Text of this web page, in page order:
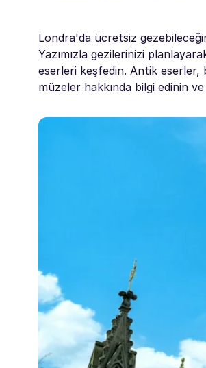
Londra'da ücretsiz
Yazımızla gezilerinizi
eserleri keşfedin. Antik eserler,
müzeler hakkında bilgi edinin